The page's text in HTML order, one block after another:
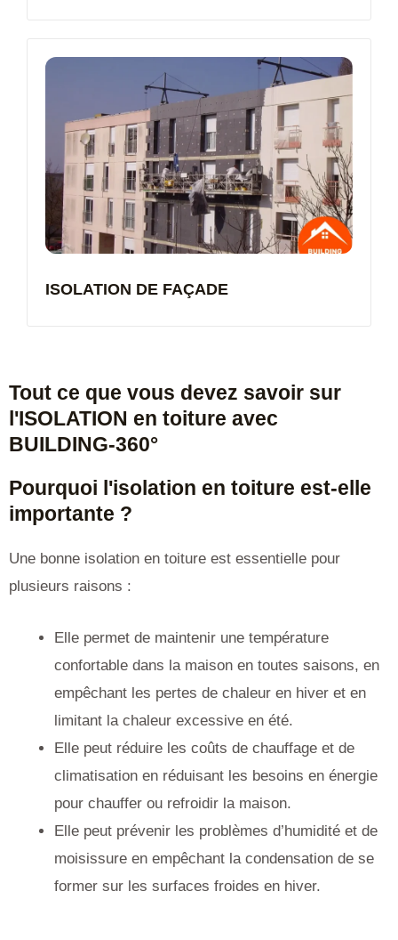
ISOLATION DE FAÇADE
Tout ce que vous devez savoir sur
l'ISOLATION en toiture avec
BUILDING-360°
Pourquoi l'isolation en toiture est-elle
importante ?
Une bonne isolation en toiture est essentielle pour
plusieurs raisons :
Elle permet de maintenir une température
confortable dans la maison en toutes saisons, en
empêchant les pertes de chaleur en hiver et en
limitant la chaleur excessive en été.
Elle peut réduire les coûts de chauffage et de
climatisation en réduisant les besoins en énergie
pour chauffer ou refroidir la maison.
Elle peut prévenir les problèmes d’humidité et de
moisissure en empêchant la condensation de se
former sur les surfaces froides en hiver.